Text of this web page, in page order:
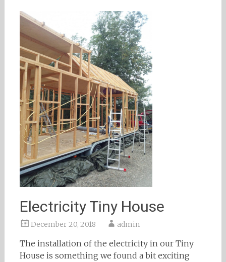
Electricity Tiny House
December 20, 2018 admin
The installation of the electricity in our Tiny
House is something we found a bit exciting